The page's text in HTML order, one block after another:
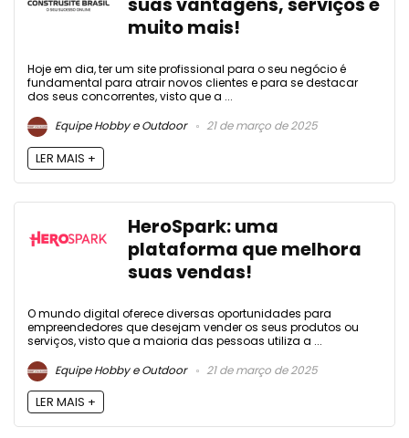
suas vantagens, serviços e
muito mais!
Hoje em dia, ter um site profissional para o seu negócio é
fundamental para atrair novos clientes e para se destacar
dos seus concorrentes, visto que a ...
Equipe Hobby e Outdoor
21 de março de 2025
LER MAIS +
HeroSpark: uma
plataforma que melhora
suas vendas!
O mundo digital oferece diversas oportunidades para
empreendedores que desejam vender os seus produtos ou
serviços, visto que a maioria das pessoas utiliza a ...
Equipe Hobby e Outdoor
21 de março de 2025
LER MAIS +